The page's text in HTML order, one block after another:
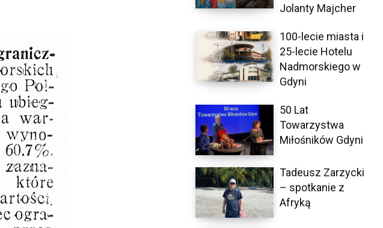
Jolanty Majcher
100-lecie miasta i
25-lecie Hotelu
Nadmorskiego w
Gdyni
50 Lat
Towarzystwa
Miłośników Gdyni
Tadeusz Zarzycki
– spotkanie z
Afryką